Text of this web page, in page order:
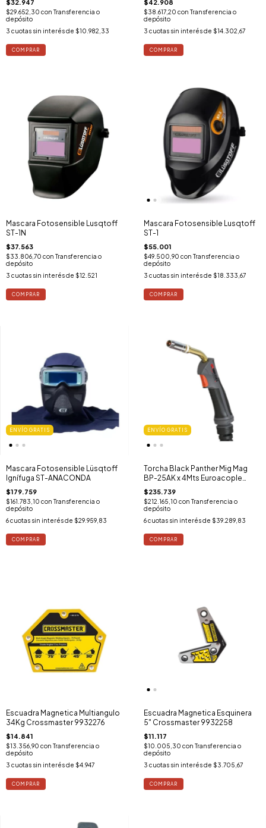
$32.947
$29.652,30 con Transferencia o
depósito
3 cuotas sin interés de $10.982,33
$42.908
$38.617,20 con Transferencia o
depósito
3 cuotas sin interés de $14.302,67
Mascara Fotosensible Lusqtoff
ST-1N
$37.563
$33.806,70 con Transferencia o
depósito
3 cuotas sin interés de $12.521
Mascara Fotosensible Lusqtoff
ST-1
$55.001
$49.500,90 con Transferencia o
depósito
3 cuotas sin interés de $18.333,67
ENVÍO GRATIS
Mascara Fotosensible Lüsqtoff
Ignífuga ST-ANACONDA
$179.759
$161.783,10 con Transferencia o
depósito
6cuotas sin interés de $29.959,83
ENVÍO GRATIS
Torcha Black Panther Mig Mag
BP-25AK x 4Mts Euroacople
Universal
$235.739
$212.165,10 con Transferencia o
depósito
6 cuotas sin interés de $39.289,83
Escuadra Magnetica Multiangulo
34Kg Crossmaster 9932276
$14.841
$13.356,90 con Transferencia o
depósito
3 cuotas sin interés de $4.947
Escuadra Magnetica Esquinera
5" Crossmaster 9932258
$11.117
$10.005,30 con Transferencia o
depósito
3 cuotas sin interés de $3.705,67